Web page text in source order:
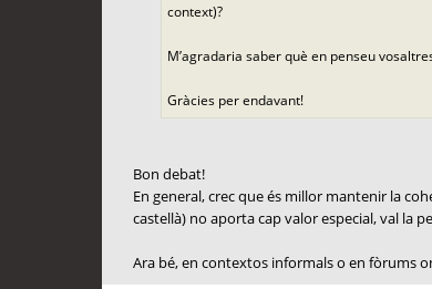
context)?
M’agradaria saber què en penseu
Gràcies per endavant!
Bon debat!
En general, crec que és millor mantenir la
castellà) no aporta cap valor especial, val la
Ara bé, en contextos informals o en fòrums